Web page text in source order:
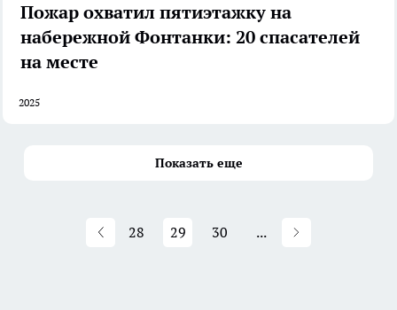
Пожар охватил пятиэтажку на
набережной Фонтанки: 20 спасателей
на месте
2025
Показать еще
28 29 30 ...